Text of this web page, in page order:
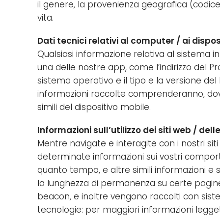
il genere, la provenienza geografica
vita.
Dati tecnici relativi al computer / ai
Qualsiasi informazione relativa al sistema
una delle nostre app, come l’indirizzo del
sistema operativo e il tipo e la versione
informazioni raccolte comprenderanno,
simili del dispositivo mobile.
Informazioni sull’utilizzo dei siti web /
Mentre navigate e interagite con i nostri
determinate informazioni sui vostri
quanto tempo, e altre simili informazioni e
la lunghezza di permanenza su certe
beacon, e inoltre vengono raccolti con
tecnologie: per maggiori informazioni